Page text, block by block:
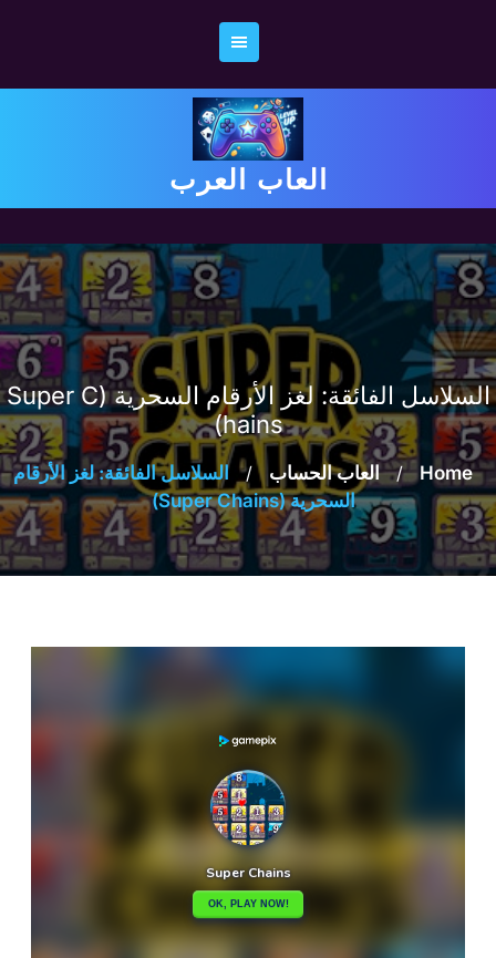
العاب العرب
السلاسل الفائقة: لغز الأرقام السحرية (Super C
hains)
Home
/ العاب الحساب / السلاسل الفائقة: لغز الأرقام
السحرية (Super Chains)